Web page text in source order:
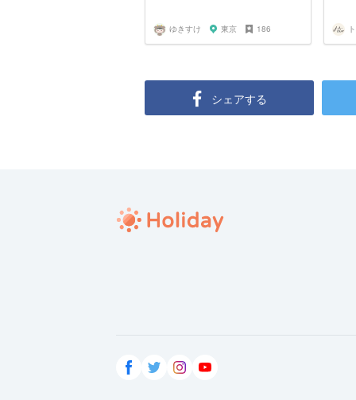
ゆきすけ 東京 186
シェアする